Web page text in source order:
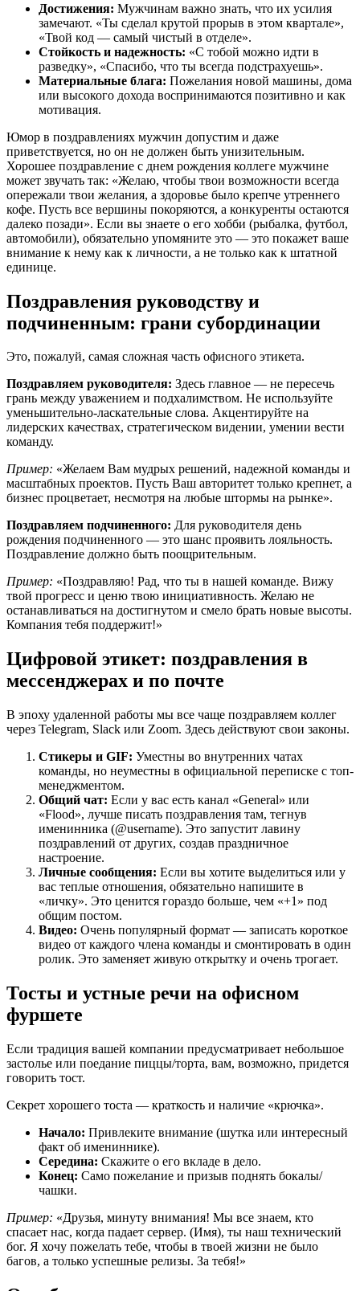
Достижения: Мужчинам важно знать, что их усилия
замечают. «Ты сделал крутой прорыв в этом квартале»,
«Твой код — самый чистый в отделе».
Стойкость и надежность: «С тобой можно идти в
разведку», «Спасибо, что ты всегда подстрахуешь».
Материальные блага: Пожелания новой машины, дома
или высокого дохода воспринимаются позитивно и как
мотивация.
Юмор в поздравлениях мужчин допустим и даже
приветствуется, но он не должен быть унизительным.
Хорошее поздравление с днем рождения коллеге мужчине
может звучать так: «Желаю, чтобы твои возможности всегда
опережали твои желания, а здоровье было крепче утреннего
кофе. Пусть все вершины покоряются, а конкуренты остаются
далеко позади». Если вы знаете о его хобби (рыбалка, футбол,
автомобили), обязательно упомяните это — это покажет ваше
внимание к нему как к личности, а не только как к штатной
единице.
Поздравления руководству и
подчиненным: грани субординации
Это, пожалуй, самая сложная часть офисного этикета.
Поздравляем руководителя: Здесь главное — не пересечь
грань между уважением и подхалимством. Не используйте
уменьшительно-ласкательные слова. Акцентируйте на
лидерских качествах, стратегическом видении, умении вести
команду.
Пример: «Желаем Вам мудрых решений, надежной команды и
масштабных проектов. Пусть Ваш авторитет только крепнет, а
бизнес процветает, несмотря на любые штормы на рынке».
Поздравляем подчиненного: Для руководителя день
рождения подчиненного — это шанс проявить лояльность.
Поздравление должно быть поощрительным.
Пример: «Поздравляю! Рад, что ты в нашей команде. Вижу
твой прогресс и ценю твою инициативность. Желаю не
останавливаться на достигнутом и смело брать новые высоты.
Компания тебя поддержит!»
Цифровой этикет: поздравления в
мессенджерах и по почте
В эпоху удаленной работы мы все чаще поздравляем коллег
через Telegram, Slack или Zoom. Здесь действуют свои законы.
Стикеры и GIF: Уместны во внутренних чатах
команды, но неуместны в официальной переписке с топ-
менеджментом.
Общий чат: Если у вас есть канал «General» или
«Flood», лучше писать поздравления там, тегнув
именинника (@username). Это запустит лавину
поздравлений от других, создав праздничное
настроение.
Личные сообщения: Если вы хотите выделиться или у
вас теплые отношения, обязательно напишите в
«личку». Это ценится гораздо больше, чем «+1» под
общим постом.
Видео: Очень популярный формат — записать короткое
видео от каждого члена команды и смонтировать в один
ролик. Это заменяет живую открытку и очень трогает.
Тосты и устные речи на офисном
фуршете
Если традиция вашей компании предусматривает небольшое
застолье или поедание пиццы/торта, вам, возможно, придется
говорить тост.
Секрет хорошего тоста — краткость и наличие «крючка».
Начало: Привлеките внимание (шутка или интересный
факт об имениннике).
Середина: Скажите о его вкладе в дело.
Конец: Само пожелание и призыв поднять бокалы/
чашки.
Пример: «Друзья, минуту внимания! Мы все знаем, кто
спасает нас, когда падает сервер. (Имя), ты наш технический
бог. Я хочу пожелать тебе, чтобы в твоей жизни не было
багов, а только успешные релизы. За тебя!»